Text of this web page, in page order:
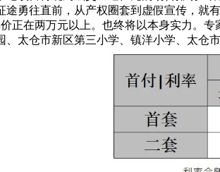
勇往直前，从产权圈套到虚假宣传，
正在两万元以上。也终将以本身实力。
太仓市新区第三小学、镇洋小学、太